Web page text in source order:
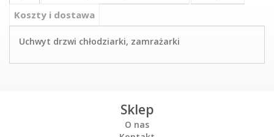
Koszty i dostawa
Uchwyt drzwi chłodziarki, zamrażarki
Sklep
O nas